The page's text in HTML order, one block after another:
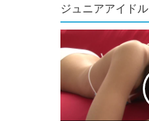
ジュニアアイドル